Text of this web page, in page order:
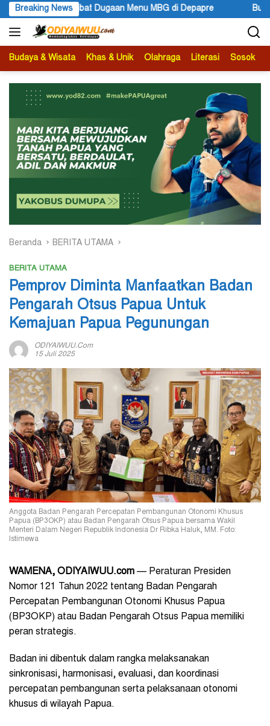
Langsung
ke
konten
Breaking News
di Depapre Bupati Kabupaten Jayawijaya Atenius
Budaya & Wisata Khas & Unik Olahraga Literasi Sosok
Beranda BERITA UTAMA
BERITA UTAMA
Pemprov Diminta Manfaatkan Badan
Pengarah Otsus Papua Untuk
Kemajuan Papua Pegunungan
ODIYAIWUU.com
15 Juli 2025
Anggota Badan Pengarah Percepatan Pembangunan Otonomi Khusus
Papua (BP3OKP) atau Badan Pengarah Otsus Papua bersama Wakil
Menteri Dalam Negeri Republik Indonesia Dr Ribka Haluk, MM. Foto:
Istimewa
WAMENA, ODIYAIWUU.com — Peraturan Presiden
Nomor 121 Tahun 2022 tentang Badan Pengarah
Percepatan Pembangunan Otonomi Khusus Papua
(BP3OKP) atau Badan Pengarah Otsus Papua memiliki
peran strategis.
Badan ini dibentuk dalam rangka melaksanakan
sinkronisasi, harmonisasi, evaluasi, dan koordinasi
percepatan pembangunan serta pelaksanaan otonomi
khusus di wilayah Papua.